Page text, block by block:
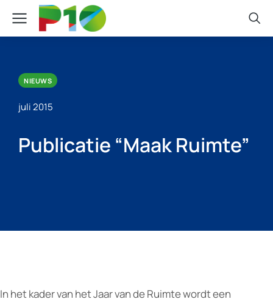
NIEUWS
juli 2015
Publicatie “Maak Ruimte”
In het kader van het Jaar van de Ruimte wordt een